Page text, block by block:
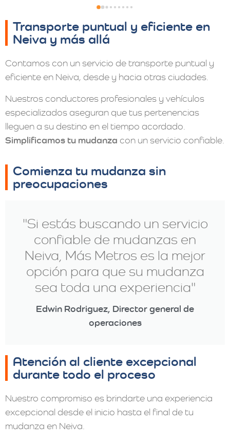
Transporte puntual y eficiente en
Neiva y más allá
Contamos con un servicio de transporte puntual y
eficiente en Neiva, desde y hacia otras ciudades.
Nuestros conductores profesionales y vehículos
especializados aseguran que tus pertenencias
lleguen a su destino en el tiempo acordado.
Simplificamos tu mudanza con un servicio confiable.
Comienza tu mudanza sin
preocupaciones
"Si estás buscando un servicio
confiable de mudanzas en
Neiva, Más Metros es la mejor
opción para que su mudanza
sea toda una experiencia"
Edwin Rodriguez, Director general de
operaciones
Atención al cliente excepcional
durante todo el proceso
Nuestro compromiso es brindarte una experiencia
excepcional desde el inicio hasta el final de tu
mudanza en Neiva.